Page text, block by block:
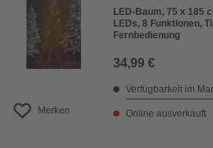
Merken
LED-Baum, 75 x 185
LEDs, 8 Funktionen,
Fernbedienung
34,99 €
Verfügbarkeit im
Online ausverkauft